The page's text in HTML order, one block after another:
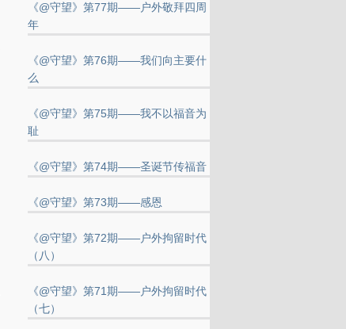
《@守望》第77期——户外敬拜四周
年
《@守望》第76期——我们向主要什
么
《@守望》第75期——我不以福音为
耻
《@守望》第74期——圣诞节传福音
《@守望》第73期——感恩
《@守望》第72期——户外拘留时代
（八）
《@守望》第71期——户外拘留时代
（七）